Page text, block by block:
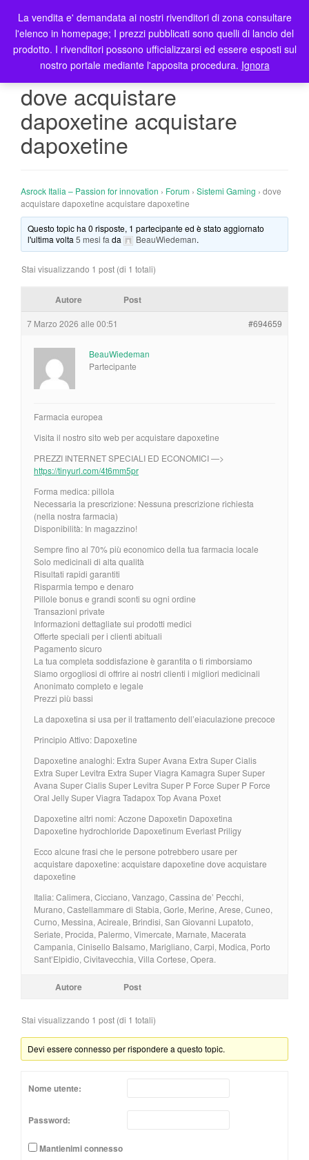
T
o
g
l
n
dove acquistare
dapoxetine acquistare
dapoxetine
Asrock Italia – Passion for innovation › Forum › Sistemi Gaming › dove
acquistare dapoxetine acquistare dapoxetine
Questo topic ha 0 risposte, 1 partecipante ed è stato aggiornato
l'ultima volta5 mesi fa da BeauWiedeman.
Stai visualizzando 1 post (di 1 totali)
Autore Post
7 Marzo 2026 alle 00:51 #694659
BeauWiedeman
Partecipante
Farmacia europea
Visita il nostro sito web per acquistare dapoxetine
PREZZI INTERNET SPECIALI ED ECONOMICI —>
https://tinyurl.com/4t6mm5pr
Forma medica: pillola
Necessaria la prescrizione: Nessuna prescrizione richiesta
(nella nostra farmacia)
Disponibilità: In magazzino!
Sempre fino al 70% più economico della tua farmacia locale
Solo medicinali di alta qualità
Risultati rapidi garantiti
Risparmia tempo e denaro
Pillole bonus e grandi sconti su ogni ordine
Transazioni private
Informazioni dettagliate sui prodotti medici
Offerte speciali per i clienti abituali
Pagamento sicuro
La tua completa soddisfazione è garantita o ti rimborsiamo
Siamo orgogliosi di offrire ai nostri clienti i migliori medicinali
Anonimato completo e legale
Prezzi più bassi
La dapoxetina si usa per il trattamento dell’eiaculazione precoce
Principio Attivo: Dapoxetine
Dapoxetine analoghi: Extra Super Avana Extra Super Cialis
Extra Super Levitra Extra Super Viagra Kamagra Super Super
Avana Super Cialis Super Levitra Super P Force Super P Force
Oral Jelly Super Viagra Tadapox Top Avana Poxet
Dapoxetine altri nomi: Aczone Dapoxetin Dapoxetina
Dapoxetine hydrochloride Dapoxetinum Everlast Priligy
Ecco alcune frasi che le persone potrebbero usare per
acquistare dapoxetine: acquistare dapoxetine dove acquistare
dapoxetine
Italia: Calimera, Cicciano, Vanzago, Cassina de’ Pecchi,
Murano, Castellammare di Stabia, Gorle, Merine, Arese, Cuneo,
Curno, Messina, Acireale, Brindisi, San Giovanni Lupatoto,
Seriate, Procida, Palermo, Vimercate, Marnate, Macerata
Campania, Cinisello Balsamo, Marigliano, Carpi, Modica, Porto
Sant’Elpidio, Civitavecchia, Villa Cortese, Opera.
Autore Post
Stai visualizzando 1 post (di 1 totali)
Devi essere connesso per rispondere a questo topic.
Nome utente:
Password:
Mantienimi connesso
La vendita e' demandata ai nostri rivenditori di zona consultare
l'elenco in homepage; I prezzi pubblicati sono quelli di lancio del
prodotto. I rivenditori possono ufficializzarsi ed essere esposti sul
nostro portale mediante l'apposita procedura. Ignora